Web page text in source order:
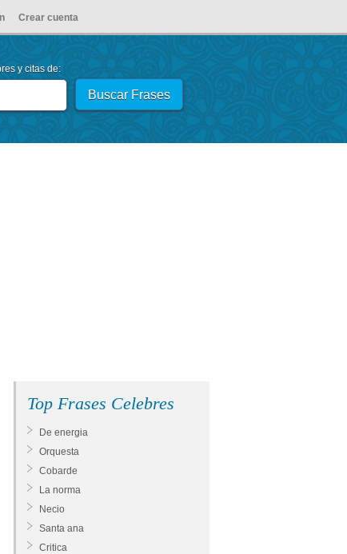
Crear cuenta
y citas de:
Top Frases Celebres
De energia
Orquesta
Cobarde
La norma
Necio
Santa ana
Critica